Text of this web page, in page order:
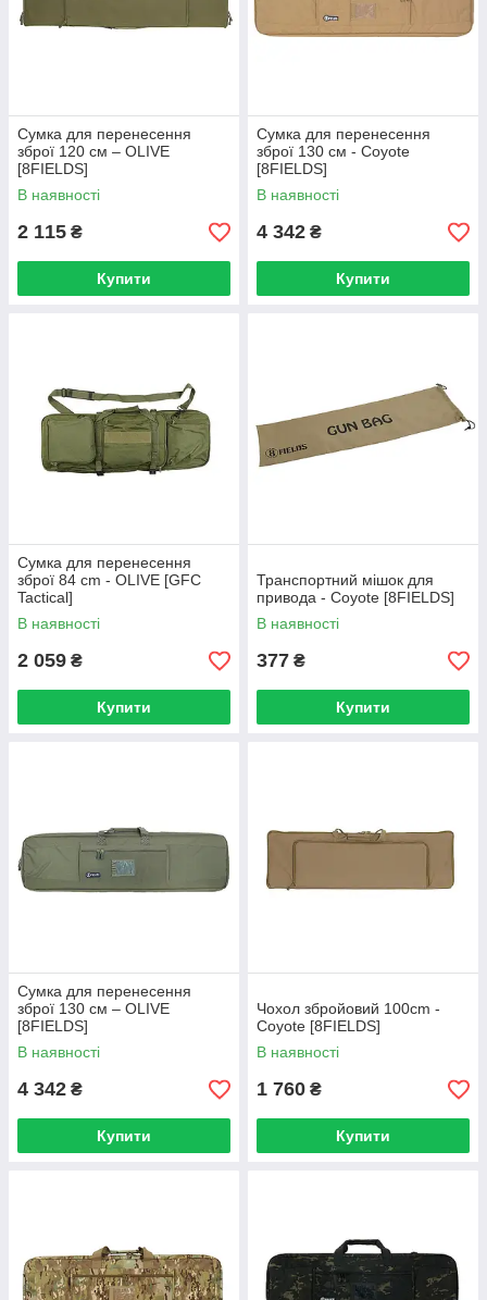
Сумка для перенесення
зброї 120 см – OLIVE
[8FIELDS]
В наявності
2 115 ₴
Купити
Сумка для перенесення
зброї 130 см - Coyote
[8FIELDS]
В наявності
4 342 ₴
Купити
Сумка для перенесення
зброї 84 cm - OLIVE [GFC
Tactical]
В наявності
2 059 ₴
Купити
Транспортний мішок для
привода - Coyote [8FIELDS]
В наявності
377 ₴
Купити
Сумка для перенесення
зброї 130 см – OLIVE
[8FIELDS]
В наявності
4 342 ₴
Купити
Чохол збройовий 100cm -
Coyote [8FIELDS]
В наявності
1 760 ₴
Купити